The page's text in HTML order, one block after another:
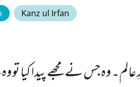
Kanz ul Irfan
وہ جس نے مجھے پیدا کیا تو